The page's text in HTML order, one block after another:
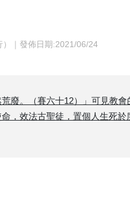
）｜發佈日期:2021/06/24
廢。（賽六十12）」可見教
，效法古聖徒，置個人生死